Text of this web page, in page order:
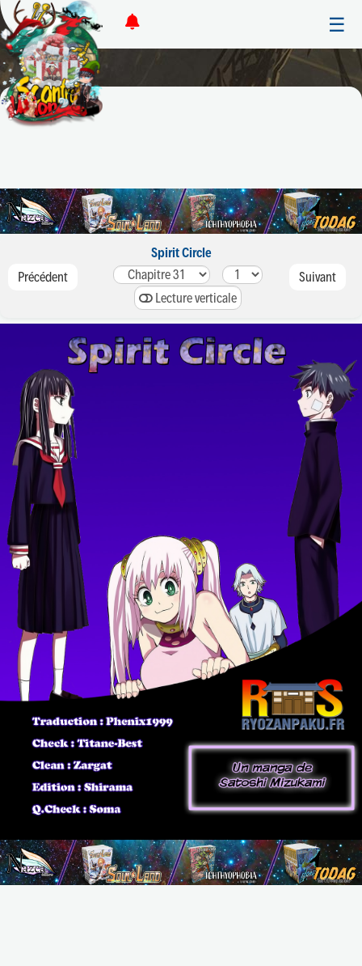
☰
Spirit Circle
Précédent
Suivant
Lecture verticale